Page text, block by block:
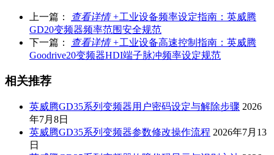
上一篇： 查看详情 +工业设备频率设定指南：英威腾
GD20变频器频率范围安全规范
下一篇：
查看详情 +工业设备高速控制指南：英威腾
Goodrive20变频器HDI端子脉冲频率设定规范
相关推荐
英威腾GD35系列变频器用户密码设定与解除步骤 2026
年7月8日
英威腾GD35系列变频器参数修改操作流程 2026年7月13
日